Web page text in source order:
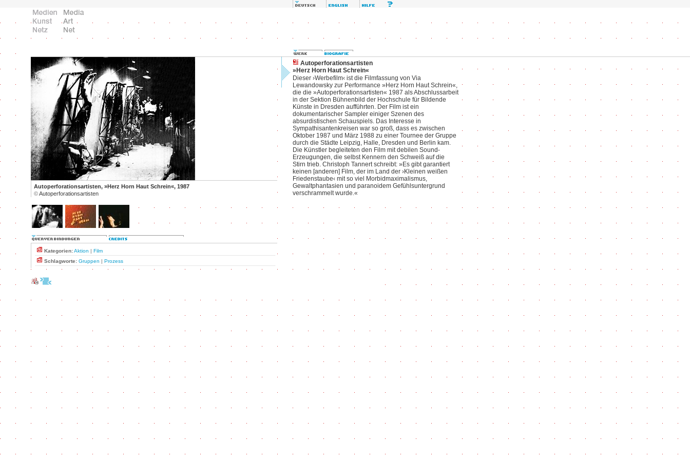
Autoperforationsartisten, »Herz Horn Haut Schrein«, 1987
©Autoperforationsartisten
Kategorien:Aktion | Film
Schlagworte: Gruppen | Prozess
Autoperforationsartisten
»Herz Horn Haut Schrein«
Dieser ›Werbefilm‹ ist die Filmfassung von Via
Lewandowsky zur Performance »Herz Horn Haut Schrein«,
die die »Autoperforationsartisten« 1987 als Abschlussarbeit
in der Sektion Bühnenbild der Hochschule für Bildende
Künste in Dresden aufführten. Der Film ist ein
dokumentarischer Sampler einiger Szenen des
absurdistischen Schauspiels. Das Interesse in
Sympathisantenkreisen war so groß, dass es zwischen
Oktober 1987 und März 1988 zu einer Tournee der Gruppe
durch die Städte Leipzig, Halle, Dresden und Berlin kam.
Die Künstler begleiteten den Film mit debilen Sound-
Erzeugungen, die selbst Kennern den Schweiß auf die
Stirn trieb. Christoph Tannert schreibt: »Es gibt garantiert
keinen [anderen] Film, der im Land der ›Kleinen weißen
Friedenstaube‹ mit so viel Morbidmaximalismus,
Gewaltphantasien und paranoidem Gefühlsuntergrund
verschrammelt wurde.«